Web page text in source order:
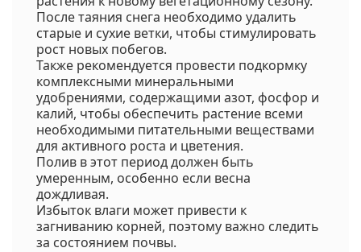
После таяния снега необходимо удалить
старые и сухие ветки, чтобы стимулировать
рост новых побегов.
Также рекомендуется провести подкормку
комплексными минеральными
удобрениями, содержащими азот, фосфор и
калий, чтобы обеспечить растение всеми
необходимыми питательными веществами
для активного роста и цветения.
Полив в этот период должен быть
умеренным, особенно если весна
дождливая.
Избыток влаги может привести к
загниванию корней, поэтому важно следить
за состоянием почвы.